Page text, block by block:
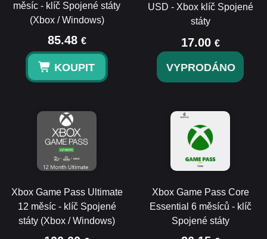
měsíc - klíč Spojené státy
(Xbox / Windows)
85.48 €
KOUPIT
USD - Xbox klíč Spojené
státy
17.00 €
VYPRODÁNO
Xbox Game Pass Ultimate
12 měsíc - klíč Spojené
státy (Xbox / Windows)
Xbox Game Pass Core
Essential 6 měsíců - klíč
Spojené státy